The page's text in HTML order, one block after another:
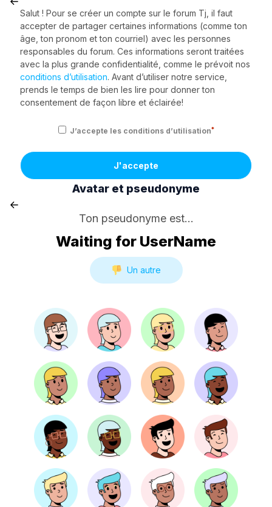
Salut ! Pour se créer un compte sur le forum Tj, il faut
accepter de partager certaines informations (comme ton
âge, ton pronom et ton courriel) avec les personnes
responsables du forum. Ces informations seront traitées
avec la plus grande confidentialité, comme le prévoit nos
conditions d’utilisation. Avant d’utiliser notre service,
prends le temps de bien les lire pour donner ton
consentement de façon libre et éclairée!
J’accepte les conditions d’utilisation*
J'accepte
Avatar et pseudonyme
Ton pseudonyme est...
Waiting for UserName
Un autre